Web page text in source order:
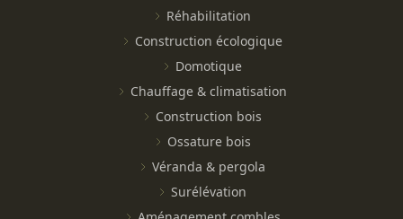
Réhabilitation
Construction écologique
Domotique
Chauffage & climatisation
Construction bois
Ossature bois
Véranda & pergola
Surélévation